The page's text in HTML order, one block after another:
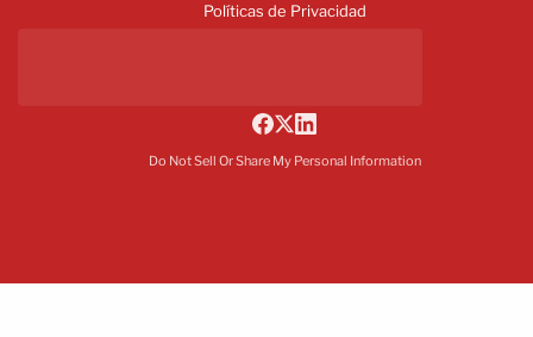
Políticas de Privacidad
Do Not Sell Or Share My Personal Information